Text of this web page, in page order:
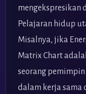
mengekspresikan
Pelajaran hidup
Misalnya, jika
Matrix Chart
seorang pemimpin
dalam kerja sama